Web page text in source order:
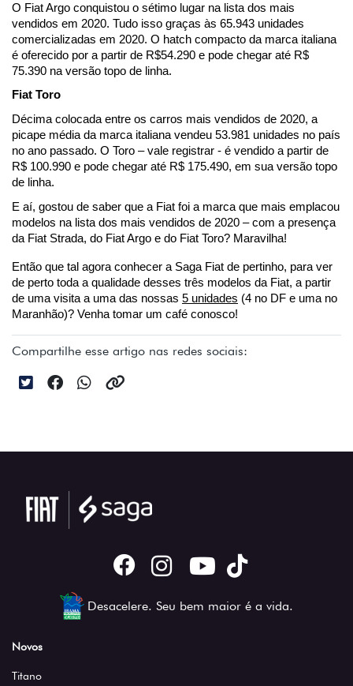
O Fiat Argo conquistou o sétimo lugar na lista dos mais
vendidos em 2020. Tudo isso graças às 65.943 unidades
comercializadas em 2020. O hatch compacto da marca italiana
é oferecido por a partir de R$54.290 e pode chegar até R$
75.390 na versão topo de linha.
Fiat Toro
Décima colocada entre os carros mais vendidos de 2020, a
picape média da marca italiana vendeu 53.981 unidades no país
no ano passado. O Toro – vale registrar - é vendido a partir de
R$ 100.990 e pode chegar até R$ 175.490, em sua versão topo
de linha.
E aí, gostou de saber que a Fiat foi a marca que mais emplacou
modelos na lista dos mais vendidos de 2020 – com a presença
da Fiat Strada, do Fiat Argo e do Fiat Toro? Maravilha!
Então que tal agora conhecer a Saga Fiat de pertinho, para ver
de perto toda a qualidade desses três modelos da Fiat, a partir
de uma visita a uma das nossas 5 unidades (4 no DF e uma no
Maranhão)? Venha tomar um café conosco!
Compartilhe esse artigo nas redes sociais:
Desacelere. Seu bem maior é a vida.
Novos
Titano